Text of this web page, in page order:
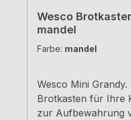
Wesco
mandel
Farbe: mandel
Wesco Mini
Brotkasten für Ihre
zur Aufbewahrung